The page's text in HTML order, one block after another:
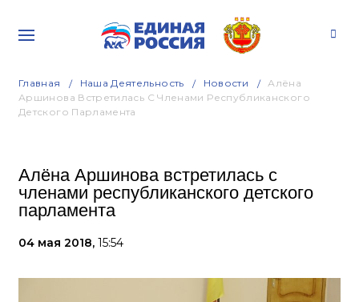
Главная Наша Деятельность Новости
Алёна
Аршинова Встретилась С Членами Республиканского
Детского Парламента
Алёна Аршинова встретилась с
членами республиканского детского
парламента
04 мая 2018, 15:54